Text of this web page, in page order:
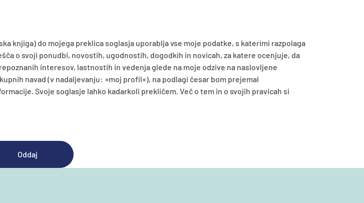
knjiga) do mojega preklica soglasja uporablja vse moje podatke, s katerimi razpolaga
o svoji ponudbi, novostih, ugodnostih, dogodkih in novicah, za katere ocenjuje, da
interesov, lastnostih in vedenja glede na moje odzive na naslovljene
navad (v nadaljevanju: »moj profil«), na podlagi česar bom prejemal
Svoje soglasje lahko kadarkoli prekličem. Več o tem in o svojih pravicah si
Oddaj